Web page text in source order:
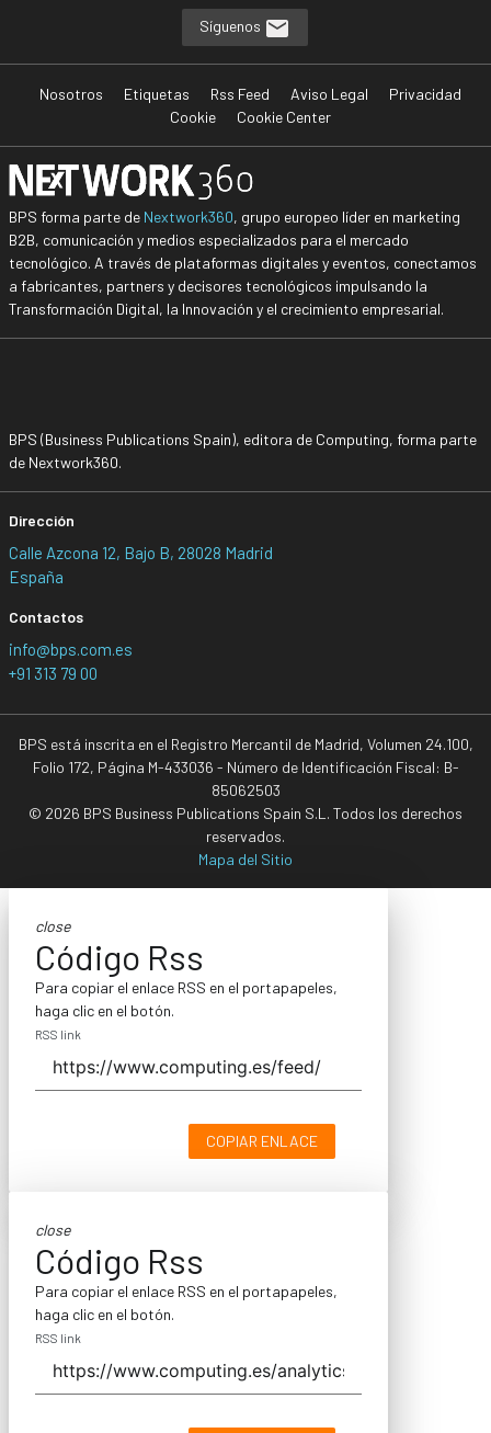
Síguenos
Nosotros Etiquetas Rss Feed Aviso Legal
Privacidad
Cookie
Cookie Center
BPS forma parte de Nextwork360, grupo europeo líder en marketing
B2B, comunicación y medios especializados para el mercado
tecnológico. A través de plataformas digitales y eventos, conectamos
a fabricantes, partners y decisores tecnológicos impulsando la
Transformación Digital, la Innovación y el crecimiento empresarial.
BPS (Business Publications Spain), editora de Computing, forma parte
de Nextwork360.
Dirección
Calle Azcona 12, Bajo B, 28028 Madrid
España
Contactos
info@bps.com.es
+91 313 79 00
BPS está inscrita en el Registro Mercantil de Madrid, Volumen 24.100,
Folio 172, Página M-433036 - Número de Identificación Fiscal: B-
85062503
© 2026 BPS Business Publications Spain S.L. Todos los derechos
reservados.
Mapa del Sitio
close
Código Rss
Para copiar el enlace RSS en el portapapeles,
haga clic en el botón.
RSS link
COPIAR ENLACE
close
Código Rss
Para copiar el enlace RSS en el portapapeles,
haga clic en el botón.
RSS link